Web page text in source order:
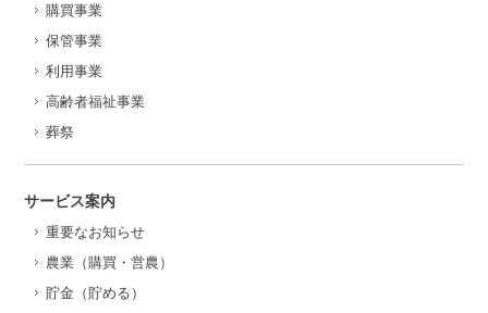
購買事業
保管事業
利用事業
高齢者福祉事業
葬祭
サービス案内
重要なお知らせ
農業（購買・営農）
貯金（貯める）